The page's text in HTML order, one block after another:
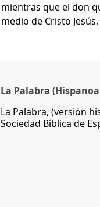
mientras que el don
medio de Cristo
La Palabra
La Palabra, (versión
Sociedad Bíblica de